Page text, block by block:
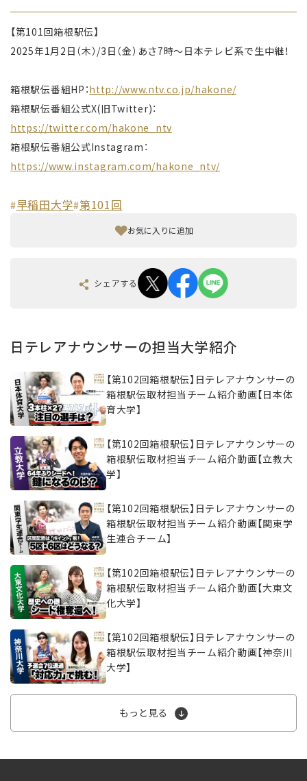
【第101回箱根駅伝】
2025年1月2日（木）/3日（金）あさ7時〜日本テレビ系で生中継！
箱根駅伝番組HP：http://www.ntv.co.jp/hakone/
箱根駅伝番組公式X(旧Twitter)：
https://twitter.com/hakone_ntv
箱根駅伝番組公式Instagram：
https://www.instagram.com/hakone_ntv/
#早稲田大学#第101回
お気に入りに追加
シェアする
日テレアナウンサーの担当大学紹介
【第102回箱根駅伝】日テレアナウンサーの
箱根駅伝取材担当チーム紹介動画【日本体
育大学】
【第102回箱根駅伝】日テレアナウンサーの
箱根駅伝取材担当チーム紹介動画【立教大
学】
【第102回箱根駅伝】日テレアナウンサーの
箱根駅伝取材担当チーム紹介動画【関東学
生連合チーム】
【第102回箱根駅伝】日テレアナウンサーの
箱根駅伝取材担当チーム紹介動画【大東文
化大学】
【第102回箱根駅伝】日テレアナウンサーの
箱根駅伝取材担当チーム紹介動画【神奈川
大学】
もっと見る